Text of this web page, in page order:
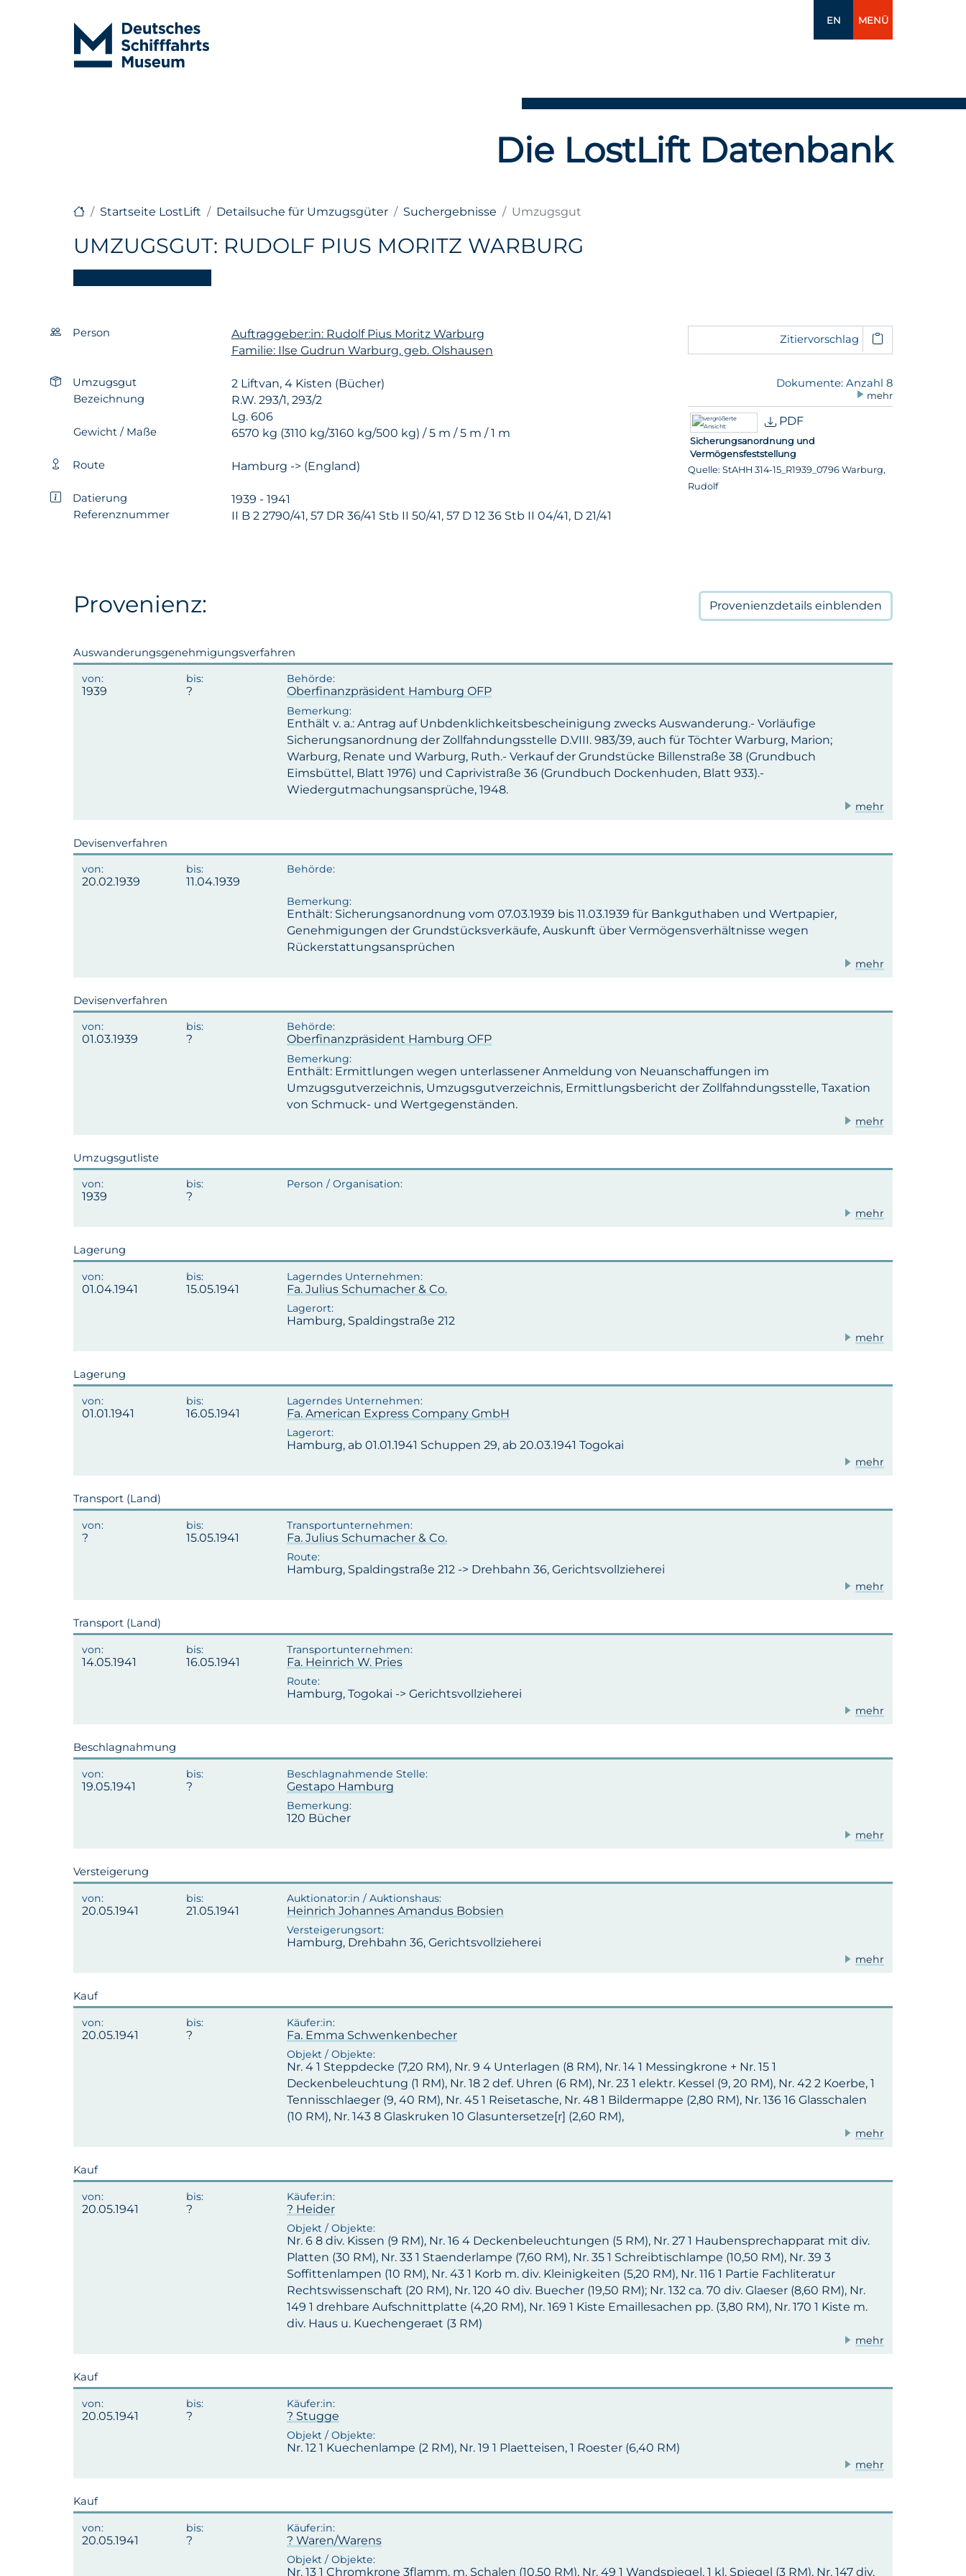
EN MENÜ
Die LostLift Datenbank
Startseite LostLift Detailsuche für Umzugsgüter Suchergebnisse Umzugsgut
UMZUGSGUT: RUDOLF PIUS MORITZ WARBURG
Person
Auftraggeber:in: Rudolf Pius Moritz Warburg
Familie: Ilse Gudrun Warburg, geb. Olshausen
Umzugsgut 2 Liftvan, 4 Kisten (Bücher)
Bezeichnung
R.W. 293/1, 293/2
Lg. 606
Gewicht / Maße 6570 kg (3110 kg/3160 kg/500 kg) / 5 m / 5 m / 1 m
Route Hamburg -> (England)
Datierung 1939 - 1941
Referenznummer II B 2 2790/41, 57 DR 36/41 Stb II 50/41, 57 D 12 36 Stb II 04/41, D 21/41
Zitiervorschlag
Dokumente: Anzahl 8
mehr
PDF
Sicherungsanordnung und
Vermögensfeststellung
Quelle: StAHH 314-15_R1939_0796 Warburg,
Rudolf
Provenienz: Provenienzdetails einblenden
Auswanderungsgenehmigungsverfahren
1939 Oberfinanzpräsident Hamburg OFP
Enthält v. a.: Antrag auf Unbdenklichkeitsbescheinigung zwecks Auswanderung.- Vorläufige
Sicherungsanordnung der Zollfahndungsstelle D.VIII. 983/39, auch für Töchter Warburg, Marion;
Warburg, Renate und Warburg, Ruth.- Verkauf der Grundstücke Billenstraße 38 (Grundbuch
Eimsbüttel, Blatt 1976) und Caprivistraße 36 (Grundbuch Dockenhuden, Blatt 933).-
Wiedergutmachungsansprüche, 1948.
mehr
Devisenverfahren
20.02.1939 11.04.1939
Enthält: Sicherungsanordnung vom 07.03.1939 bis 11.03.1939 für Bankguthaben und Wertpapier,
Genehmigungen der Grundstücksverkäufe, Auskunft über Vermögensverhältnisse wegen
Rückerstattungsansprüchen
mehr
Devisenverfahren
01.03.1939 Oberfinanzpräsident Hamburg OFP
Enthält: Ermittlungen wegen unterlassener Anmeldung von Neuanschaffungen im
Umzugsgutverzeichnis, Umzugsgutverzeichnis, Ermittlungsbericht der Zollfahndungsstelle, Taxation
von Schmuck- und Wertgegenständen.
mehr
Umzugsgutliste
1939
mehr
Lagerung
01.04.1941 15.05.1941 Fa. Julius Schumacher & Co.
Hamburg, Spaldingstraße 212
mehr
Lagerung
01.01.1941 16.05.1941 Fa. American Express Company GmbH
Hamburg, ab 01.01.1941 Schuppen 29, ab 20.03.1941 Togokai
mehr
Transport (Land)
15.05.1941 Fa. Julius Schumacher & Co.
Hamburg, Spaldingstraße 212 -> Drehbahn 36, Gerichtsvollzieherei
mehr
Transport (Land)
14.05.1941 16.05.1941 Fa. Heinrich W. Pries
Hamburg, Togokai -> Gerichtsvollzieherei
mehr
Beschlagnahmung
19.05.1941 Gestapo Hamburg
120 Bücher
mehr
Versteigerung
20.05.1941 21.05.1941 Heinrich Johannes Amandus Bobsien
Hamburg, Drehbahn 36, Gerichtsvollzieherei
mehr
Kauf
20.05.1941 Fa. Emma Schwenkenbecher
Nr. 4 1 Steppdecke (7,20 RM), Nr. 9 4 Unterlagen (8 RM), Nr. 14 1 Messingkrone + Nr. 15 1
Deckenbeleuchtung (1 RM), Nr. 18 2 def. Uhren (6 RM), Nr. 23 1 elektr. Kessel (9, 20 RM), Nr. 42 2 Koerbe, 1
Tennisschlaeger (9, 40 RM), Nr. 45 1 Reisetasche, Nr. 48 1 Bildermappe (2,80 RM), Nr. 136 16 Glasschalen
(10 RM), Nr. 143 8 Glaskruken 10 Glasuntersetze[r] (2,60 RM),
mehr
Kauf
20.05.1941 ? Heider
Nr. 6 8 div. Kissen (9 RM), Nr. 16 4 Deckenbeleuchtungen (5 RM), Nr. 27 1 Haubensprechapparat mit div.
Platten (30 RM), Nr. 33 1 Staenderlampe (7,60 RM), Nr. 35 1 Schreibtischlampe (10,50 RM), Nr. 39 3
Soffittenlampen (10 RM), Nr. 43 1 Korb m. div. Kleinigkeiten (5,20 RM), Nr. 116 1 Partie Fachliteratur
Rechtswissenschaft (20 RM), Nr. 120 40 div. Buecher (19,50 RM); Nr. 132 ca. 70 div. Glaeser (8,60 RM), Nr.
149 1 drehbare Aufschnittplatte (4,20 RM), Nr. 169 1 Kiste Emaillesachen pp. (3,80 RM), Nr. 170 1 Kiste m.
div. Haus u. Kuechengeraet (3 RM)
mehr
Kauf
20.05.1941 ? Stugge
Nr. 12 1 Kuechenlampe (2 RM), Nr. 19 1 Plaetteisen, 1 Roester (6,40 RM)
mehr
Kauf
20.05.1941 ? Waren/Warens
Nr. 13 1 Chromkrone 3flamm. m. Schalen (10,50 RM), Nr. 49 1 Wandspiegel. 1 kl. Spiegel (3 RM), Nr. 147 div.